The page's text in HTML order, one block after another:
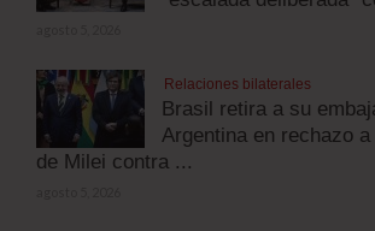
Relaciones bilaterales
Brasil retira a su
Argentina en rechazo
de Milei contra ...